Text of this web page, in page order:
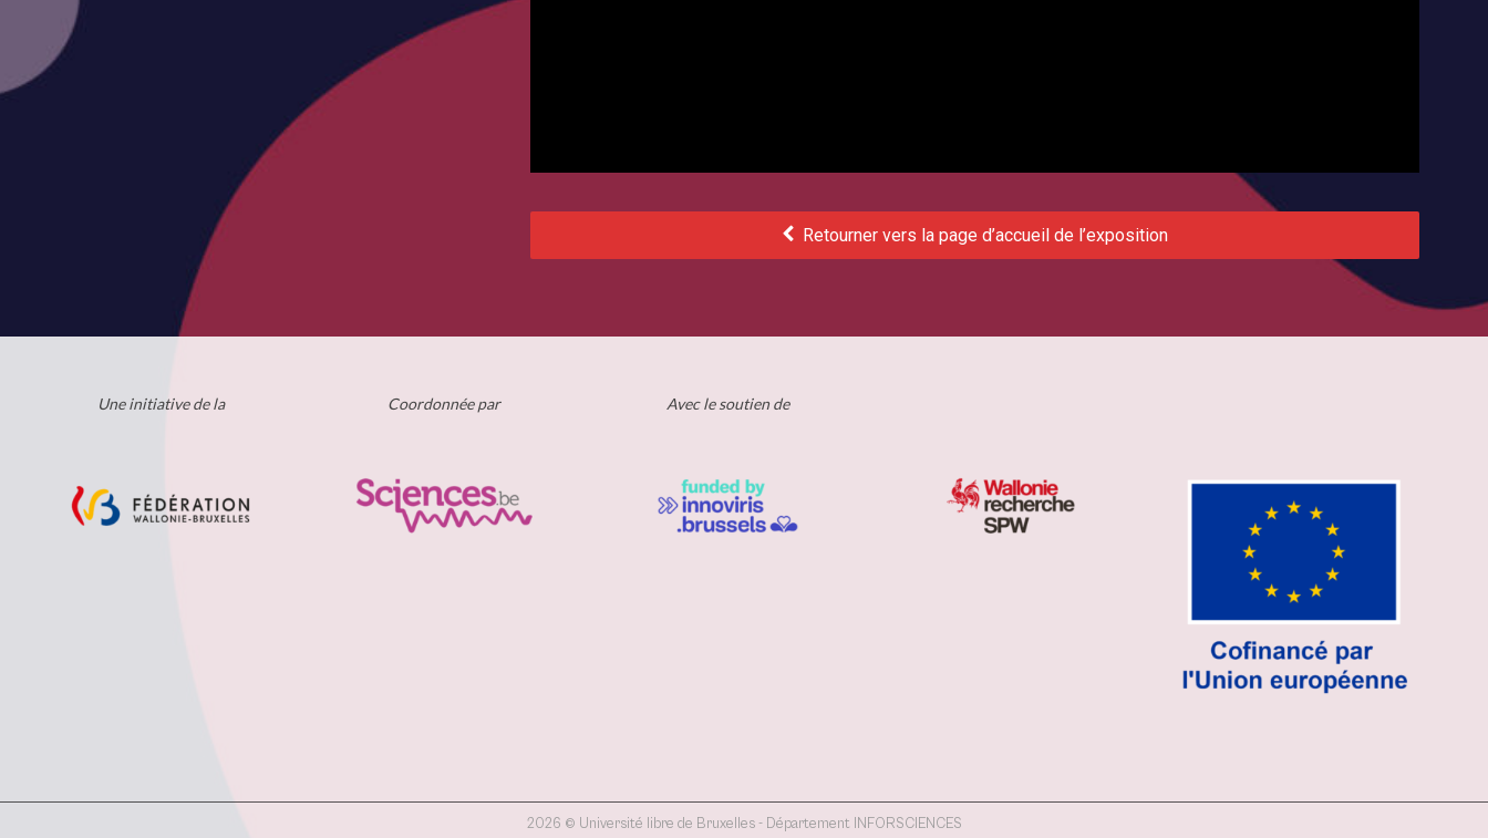
Retourner vers la page d’accueil de l’exposition
Une initiative de la Coordonnée par Avec le soutien de
2026 © Université libre de Bruxelles - Département INFORSCIENCES